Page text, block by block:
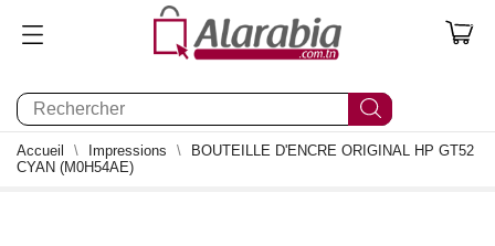
0
Accueil Impressions
BOUTEILLE D'ENCRE ORIGINAL HP GT52
CYAN (M0H54AE)